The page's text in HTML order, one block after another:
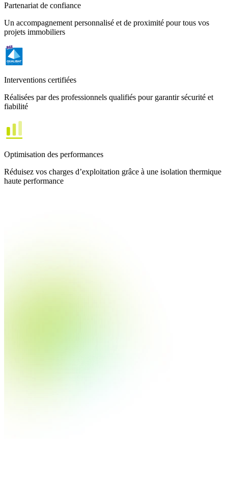
Partenariat de confiance
Un accompagnement personnalisé et de proximité pour tous vos
projets immobiliers
Interventions certifiées
Réalisées par des professionnels qualifiés pour garantir sécurité et
fiabilité
Optimisation des performances
Réduisez vos charges d’exploitation grâce à une isolation thermique
haute performance